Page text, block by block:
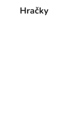
Hračky